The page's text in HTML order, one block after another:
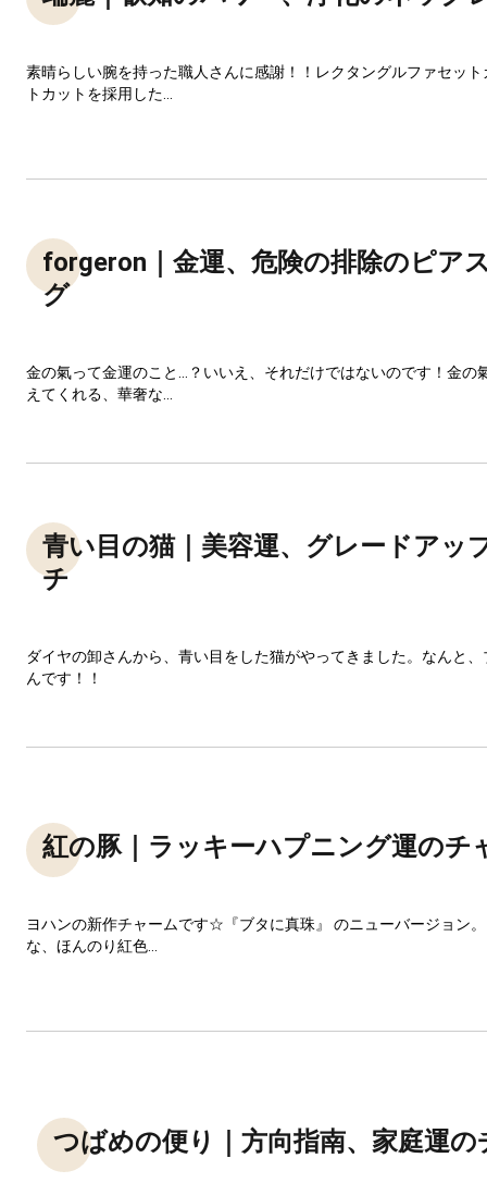
素晴らしい腕を持った職人さんに感謝！！レクタングルファセッ
トカットを採用した...
forgeron｜金運、危険の排除のピア
グ
金の氣って金運のこと…？いいえ、それだけではないのです！金の
えてくれる、華奢な...
青い目の猫｜美容運、グレードアッ
チ
ダイヤの卸さんから、青い目をした猫がやってきました。なんと
んです！！
紅の豚｜ラッキーハプニング運のチ
ヨハンの新作チャームです☆『ブタに真珠』 のニューバージョン
な、ほんのり紅色...
つばめの便り｜方向指南、家庭運の